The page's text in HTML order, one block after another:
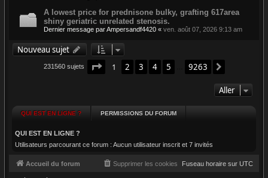
A lowest price for prednisone bulky, grafting 617area
shiny geriatric unrelated stenosis.
Dernier message parAmpersandf4420 « ven. août 07, 2026 9:13 am
Nouveau sujet
231560 sujets Page 1sur9263
1 2 3 4 5 9263
Aller
QUI EST EN LIGNE ? PERMISSIONS DU FORUM
QUI EST EN LIGNE ?
Utilisateurs parcourant ce forum : Aucun utilisateur inscrit et 7 invités
Accueil du forum Fuseau horaire sur UTC
Supprimer les cookies